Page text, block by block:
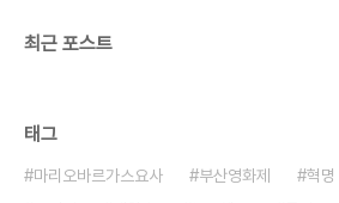
최근 포스트
태그
마리오바르가스요사 부산영화제 혁명